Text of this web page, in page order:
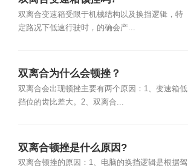
双离合变速箱受限于机械结构以及换挡逻辑，特
定路况下低速行驶时，的确会产...
双离合为什么会顿挫？
双离合会出现顿挫主要有两个原因：1、变速箱低
挡位的齿比差大。2、双离合...
双离合顿挫是什么原因?
双离合顿挫的原因：1、电脑的换挡逻辑是根据驾